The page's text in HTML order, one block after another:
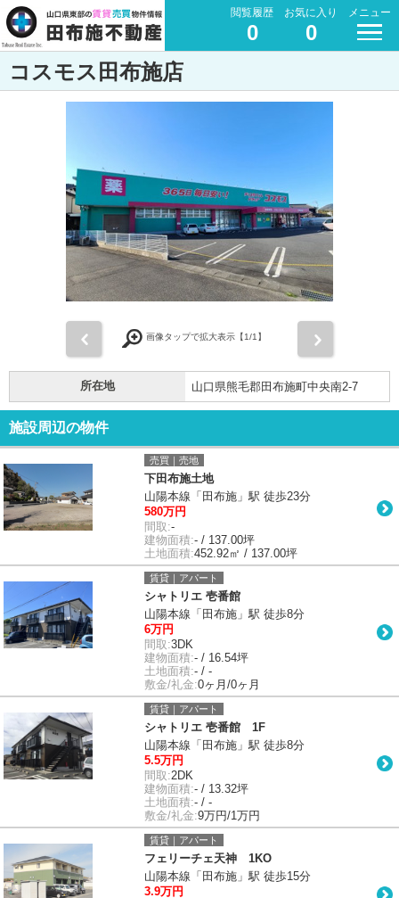
閲覧履歴
0
お気に入り
0
メニュー
コスモス田布施店
画像タップで拡大表示【1/1】
所在地 山口県熊毛郡田布施町中央南2-7
施設周辺の物件
売買｜売地
下田布施土地
山陽本線「田布施」駅 徒歩23分
580万円
間取:-
建物面積:- / 137.00坪
土地面積:452.92㎡ / 137.00坪
賃貸｜アパート
シャトリエ 壱番館
山陽本線「田布施」駅 徒歩8分
6万円
間取:3DK
建物面積:- / 16.54坪
土地面積:- / -
敷金/礼金:0ヶ月/0ヶ月
賃貸｜アパート
シャトリエ 壱番館 1F
山陽本線「田布施」駅 徒歩8分
5.5万円
間取:2DK
建物面積:- / 13.32坪
土地面積:- / -
敷金/礼金:9万円/1万円
賃貸｜アパート
フェリーチェ天神 1KO
山陽本線「田布施」駅 徒歩15分
3.9万円